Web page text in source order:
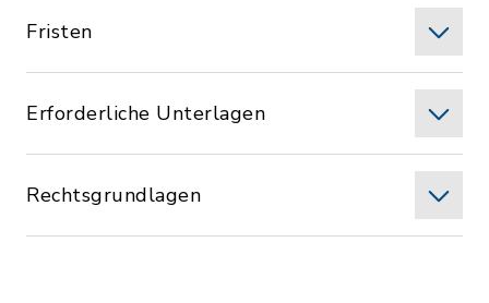
Fristen
Erforderliche Unterlagen
Rechtsgrundlagen